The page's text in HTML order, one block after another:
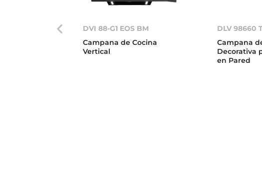
DVI 88-G1 EOS BM
Campana de Cocina
Vertical
DLV 98660
Campana
Decorativa
en Pared